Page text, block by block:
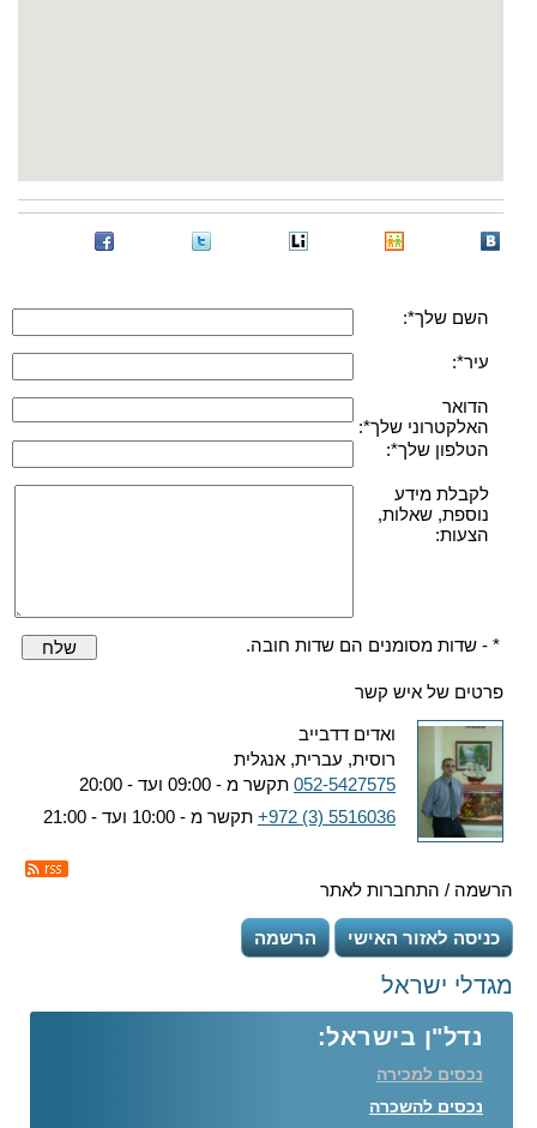
השם שלך*:
עיר*:
הדואר
האלקטרוני שלך*:
הטלפון שלך*:
לקבלת מידע
נוספת, שאלות,
הצעות:
* - שדות מסומנים הם שדות חובה. שלח
פרטים של איש קשר
ואדים דדבייב
רוסית, עברית, אנגלית
052-5427575 תקשר מ - 09:00 ועד - 20:00
+972 (3) 5516036 תקשר מ - 10:00 ועד - 21:00
הרשמה / התחברות לאתר
כניסה לאזור האישי הרשמה
מגדלי ישראל
נדל"ן בישראל:
נכסים למכירה
נכסים להשכרה